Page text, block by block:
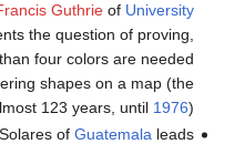
Guthrieof University
the question of proving,
four colors are needed
shapes on a map (the
123 years, until 1976).
of Guatemala leads